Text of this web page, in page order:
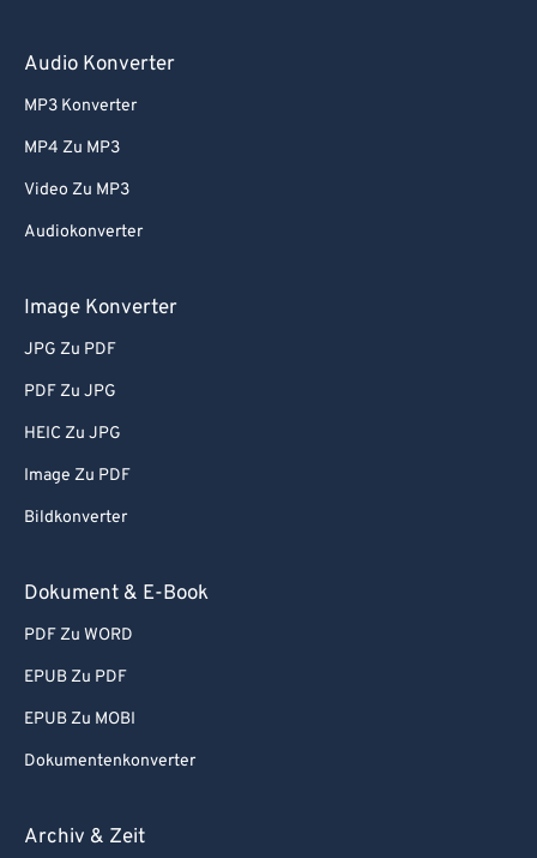
Audio Konverter
MP3 Konverter
MP4 Zu MP3
Video Zu MP3
Audiokonverter
Image Konverter
JPG Zu PDF
PDF Zu JPG
HEIC Zu JPG
Image Zu PDF
Bildkonverter
Dokument & E-Book
PDF Zu WORD
EPUB Zu PDF
EPUB Zu MOBI
Dokumentenkonverter
Archiv & Zeit